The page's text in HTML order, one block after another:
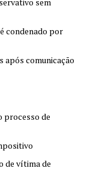
condenado por
após comunicação
processo de
de vítima de